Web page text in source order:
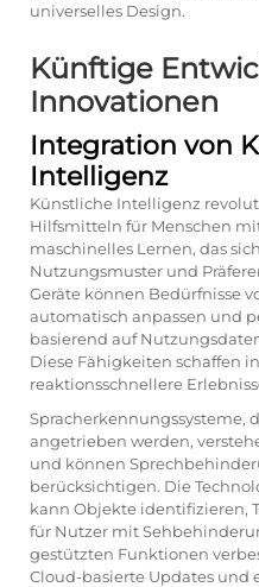
universelles Design.
Künftige
Innovationen
Integration von
Intelligenz
Künstliche Intelligenz
Hilfsmitteln für Menschen
maschinelles Lernen, das
Nutzungsmuster und
Geräte können Bedürfnisse
automatisch anpassen und
basierend auf
Diese Fähigkeiten schaffen
reaktionsschnellere
Spracherkennungssysteme,
angetrieben werden,
und können
berücksichtigen. Die
kann Objekte identifizieren,
für Nutzer mit
gestützten Funktionen
Cloud-basierte Updates und